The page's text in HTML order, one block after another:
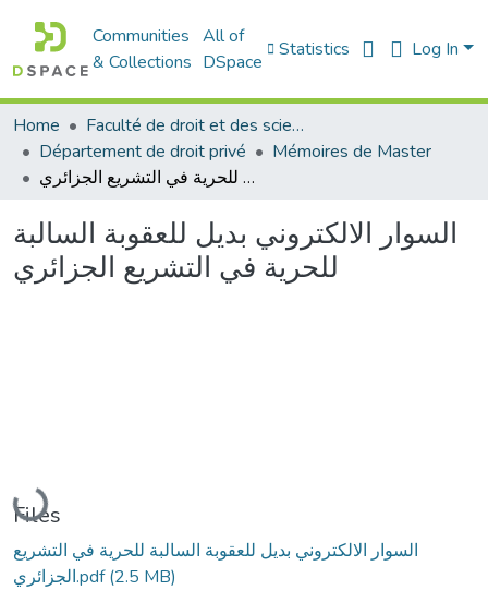
Communities
& Collections
All of
DSpace
Statistics Log In
Home
Faculté de droit et des sciences politiques
Département de droit privé
Mémoires de Master
السوار الالكتروني بديل للعقوبة السالبة للحرية في التشريع الجزائري
السوار الالكتروني بديل للعقوبة السالبة
للحرية في التشريع الجزائري
Loading...
Files
السوار الالكتروني بديل للعقوبة السالبة للحرية في التشريع
الجزائري.pdf(2.5 MB)